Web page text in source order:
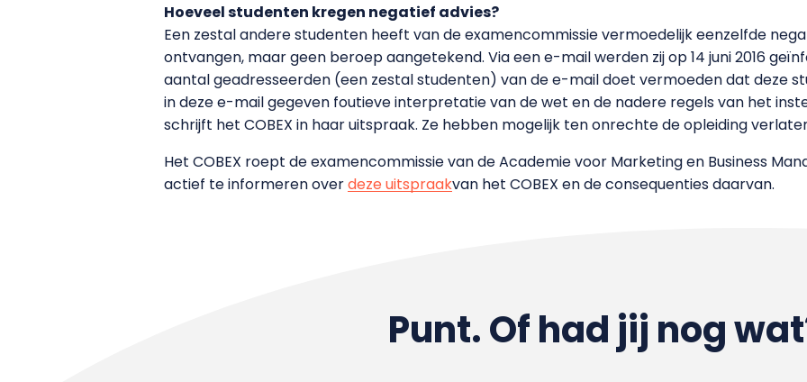
Hoeveel studenten kregen negatief advies?
Een zestal andere studenten heeft van de examencommissie vermoedelijk eenzelfde
ontvangen, maar geen beroep aangetekend. Via een e-mail werden zij op 14 juni 2016
aantal geadresseerden (een zestal studenten) van de e-mail doet vermoeden dat deze
in deze e-mail gegeven foutieve interpretatie van de wet en de nadere regels van het
schrijft het COBEX in haar uitspraak. Ze hebben mogelijk ten onrechte de opleiding
Het COBEX roept de examencommissie van de Academie voor Marketing en Business
actief te informeren overdeze uitspraakvan het COBEX en de consequenties daarvan.
Punt. Of had jij nog